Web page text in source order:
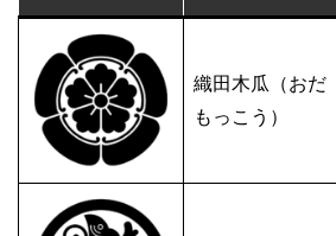
織田木瓜（おだ
もっこう）